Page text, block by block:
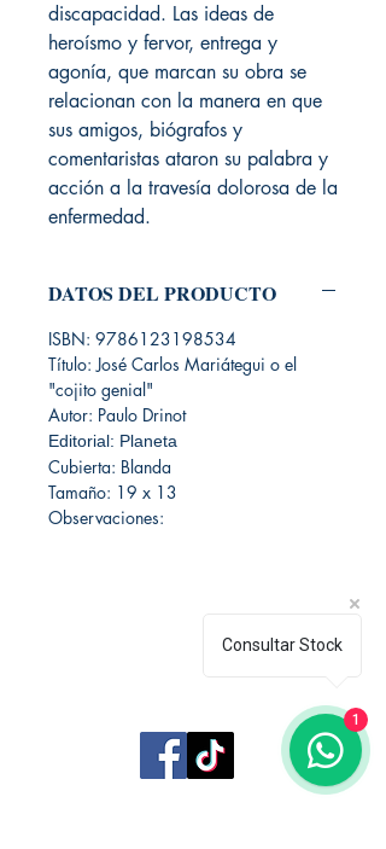
discapacidad. Las ideas de
heroísmo y fervor, entrega y
agonía, que marcan su obra se
relacionan con la manera en que
sus amigos, biógrafos y
comentaristas ataron su palabra y
acción a la travesía dolorosa de la
enfermedad.
DATOS DEL PRODUCTO
ISBN: 9786123198534
Título: José Carlos Mariátegui o el
"cojito genial"
Autor: Paulo Drinot
Editorial: Planeta
Cubierta: Blanda
Tamaño: 19 x 13
Observaciones:
Librería Editorial Trilobites
Consultar Stock
1